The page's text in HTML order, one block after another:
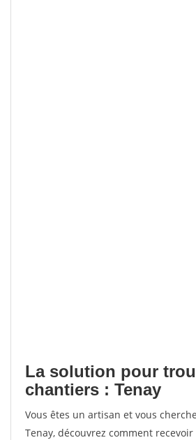
La solution pour
chantiers : Tenay
Vous êtes un artisan et vous
Tenay, découvrez comment